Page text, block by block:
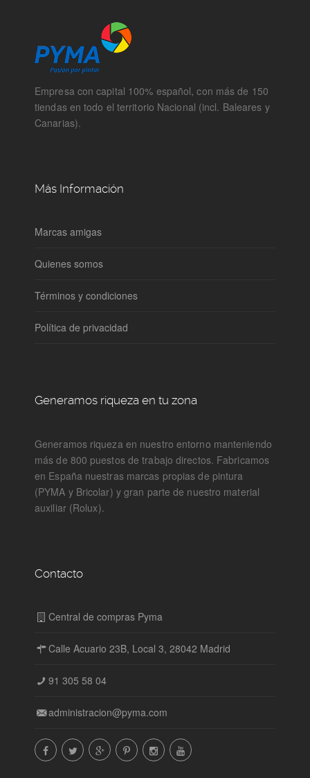
Empresa con capital 100% español, con más de 150
tiendas en todo el territorio Nacional (incl. Baleares y
Canarias).
Más Información
Marcas amigas
Quienes somos
Términos y condiciones
Política de privacidad
Generamos riqueza en tu zona
Generamos riqueza en nuestro entorno manteniendo
más de 800 puestos de trabajo directos. Fabricamos
en España nuestras marcas propias de pintura
(PYMA y Bricolar) y gran parte de nuestro material
auxiliar (Rolux).
Contacto
Central de compras Pyma
Calle Acuario 23B, Local 3, 28042 Madrid
91 305 58 04
administracion@pyma.com